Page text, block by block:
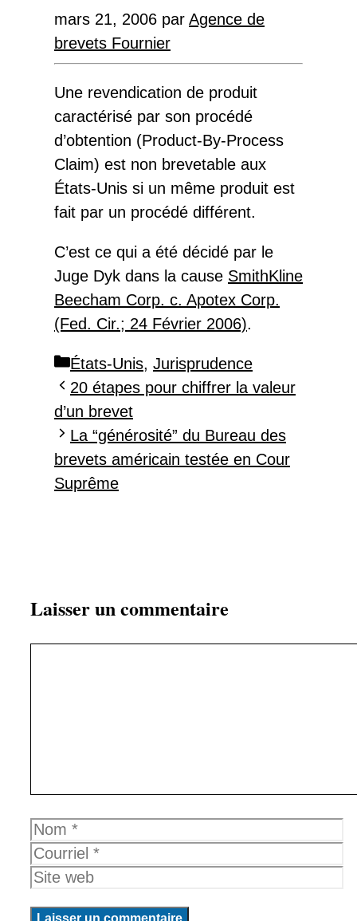
mars 21, 2006 par Agence de
brevets Fournier
Une revendication de produit
caractérisé par son procédé
d’obtention (Product-By-Process
Claim) est non brevetable aux
États-Unis si un même produit est
fait par un procédé différent.
C’est ce qui a été décidé par le
Juge Dyk dans la cause SmithKline
Beecham Corp. c. Apotex Corp.
(Fed. Cir.; 24 Février 2006).
Catégories
États-Unis, Jurisprudence
20 étapes pour chiffrer la valeur
d’un brevet
La “générosité” du Bureau des
brevets américain testée en Cour
Suprême
Laisser un commentaire
Nom
Courriel
Site